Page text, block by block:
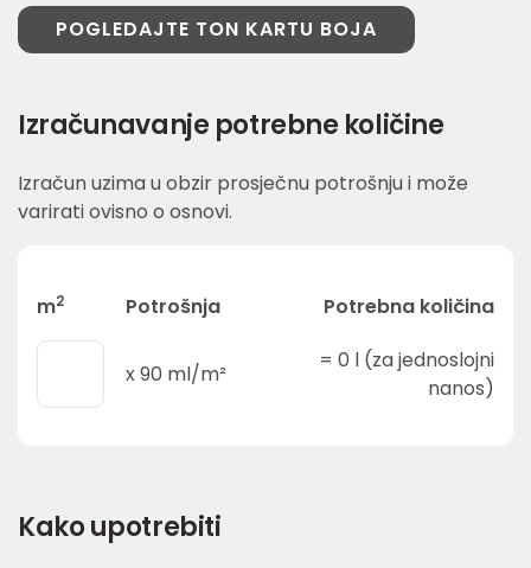
POGLEDAJTE TON KARTU BOJA
Izračunavanje potrebne količine
Izračun uzima u obzir prosječnu potrošnju i može
varirati ovisno o osnovi.
m2 Potrošnja Potrebna količina
x90 ml/m²
= 0 l (za jednoslojni
nanos)
Kako upotrebiti